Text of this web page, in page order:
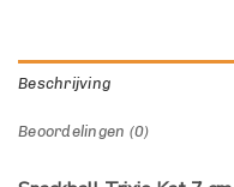
Beschrijving
Beoordelingen (0)